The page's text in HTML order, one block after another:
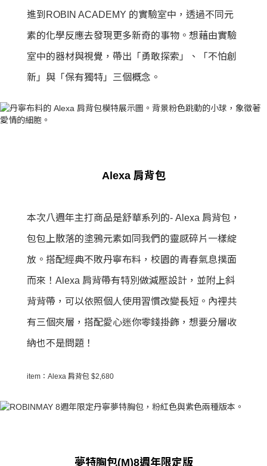
進到ROBIN ACADEMY 的實驗室中，透過不同元
素的化學反應去發現更多新奇的事物。想藉由實驗
室中的器材與視覺，帶出「勇敢探索」、「不怕創
新」與「保有獨特」三個概念。
Alexa 肩背包
本次八週年主打商品是舒華系列的- Alexa 肩背包，
包包上散落的塗鴉元素如同我們的靈感碎片一樣綻
放。搭配經典不敗丹寧布料，校園的青春氣息撲面
而來！Alexa 肩背帶有特別做減壓設計，並附上斜
背背帶，可以依照個人使用習慣改變長短。內裡共
有三個夾層，搭配愛心迷你零錢掛飾，想要分層收
納也不是問題！
item：Alexa 肩背包 $2,680
夢特胸包(M)8週年限定版